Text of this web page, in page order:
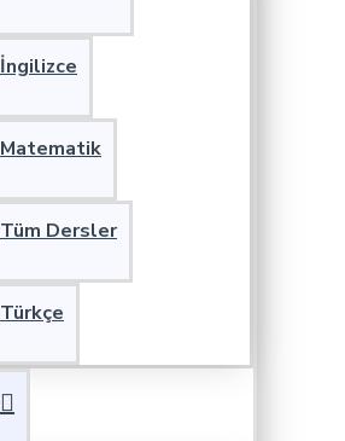
İngilizce
Matematik
Tüm Dersler
Türkçe